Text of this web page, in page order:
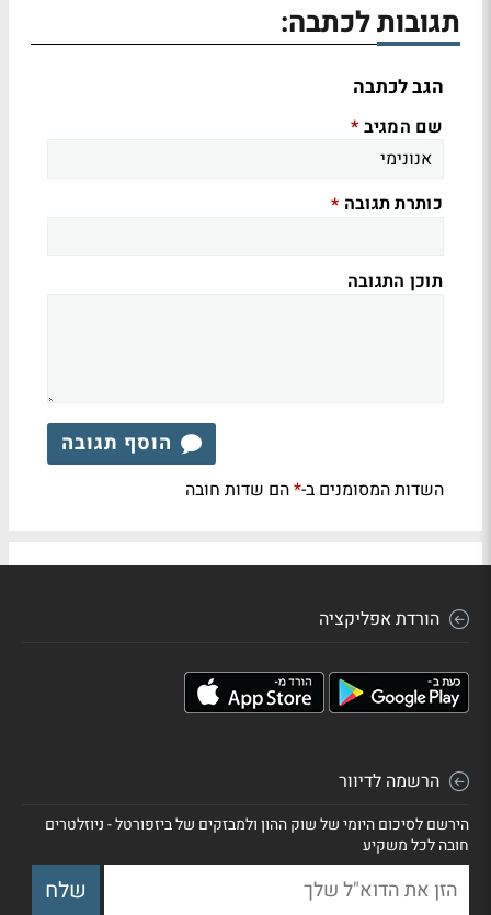
תגובות לכתבה:
הגב לכתבה
שם המגיב *
כותרת תגובה *
תוכן התגובה
הוסף תגובה
השדות המסומנים ב-*הם שדות חובה
הורדת אפליקציה
הרשמה לדיוור
הירשם לסיכום היומי של שוק ההון ולמבזקים של ביזפורטל - ניוזלטרים
חובה לכל משקיע